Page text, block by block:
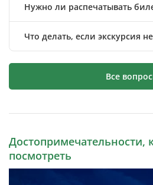
Нужно ли распечатывать
Что делать, если экскурсия
Все
Достопримечательности,
посмотреть